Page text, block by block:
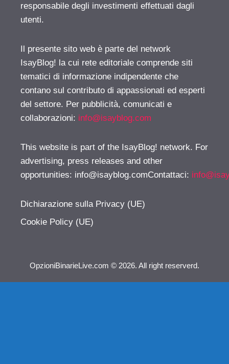
responsabile degli investimenti effettuati dagli
utenti.
Il presente sito web è parte del network
IsayBlog! la cui rete editoriale comprende siti
tematici di informazione indipendente che
contano sul contributo di appassionati ed esperti
del settore. Per pubblicità, comunicati e
collaborazioni: info@isayblog.com
This website is part of the IsayBlog! network. For
advertising, press releases and other
opportunities: info@isayblog.comContattaci:
Dichiarazione sulla Privacy (UE)
Cookie Policy (UE)
OpzioniBinarieLive.com © 2026. All right reserverd.